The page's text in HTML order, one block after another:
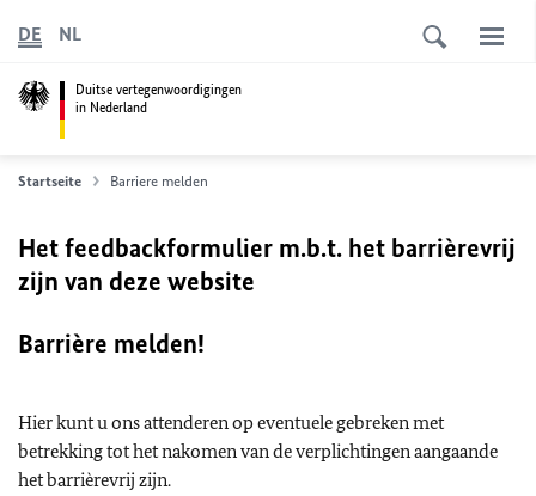
Duitse vertegenwoordigingen
in Nederland
DE NL
Startseite Barriere melden
Het feedbackformulier m.b.t. het barrièrevrij
zijn van deze website
Barrière melden!
Hier kunt u ons attenderen op eventuele gebreken met
betrekking tot het nakomen van de verplichtingen aangaande
het barrièrevrij zijn.